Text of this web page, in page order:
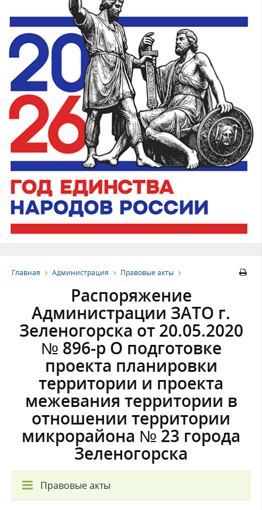
Главная Администрация Правовые акты
Распоряжение
Администрации ЗАТО г.
Зеленогорска от 20.05.2020
№ 896-р О подготовке
проекта планировки
территории и проекта
межевания территории в
отношении территории
микрорайона № 23 города
Зеленогорска
Правовые акты